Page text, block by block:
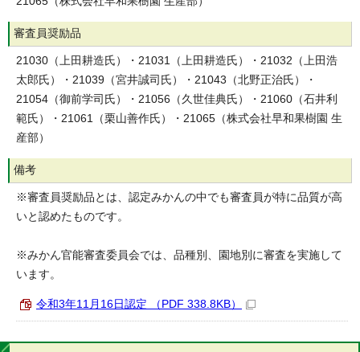
審査員奨励品
21030（上田耕造氏）・21031（上田耕造氏）・21032（上田浩
太郎氏）・21039（宮井誠司氏）・21043（北野正治氏）・
21054（御前学司氏）・21056（久世佳典氏）・21060（石井利
範氏）・21061（栗山善作氏）・21065（株式会社早和果樹園 生
産部）
備考
※審査員奨励品とは、認定みかんの中でも審査員が特に品質が高
いと認めたものです。
※みかん官能審査委員会では、品種別、園地別に審査を実施して
います。
令和3年11月16日認定 （PDF 338.8KB）